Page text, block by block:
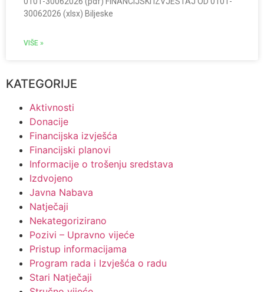
30062026 (xlsx) Biljeske
VIŠE »
KATEGORIJE
Aktivnosti
Donacije
Financijska izvješća
Financijski planovi
Informacije o trošenju sredstava
Izdvojeno
Javna Nabava
Natječaji
Nekategorizirano
Pozivi – Upravno vijeće
Pristup informacijama
Program rada i Izvješća o radu
Stari Natječaji